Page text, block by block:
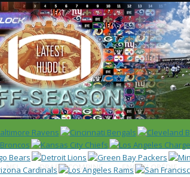
NFL DRAFT/COMBINE ENCYCLOPÉDIE